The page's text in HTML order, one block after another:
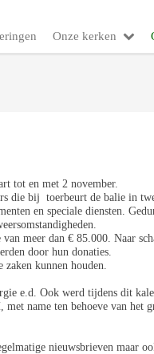
Onze kerken
tot en met 2 november.
die bij toerbeurt de balie in
en speciale diensten.
meer dan € 85.000. Naar
door hun donaties.
zaken kunnen houden.
e.d. Ook werd tijdens dit
met name ten behoeve van het
nieuwsbrieven maar